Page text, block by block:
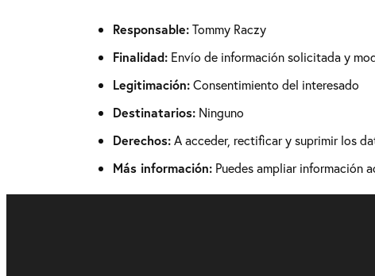
Responsable:Tommy Raczy
Finalidad: Envío de información solicitada y
Legitimación:Consentimiento del interesado
Destinatarios: Ninguno
Derechos:A acceder, rectificar y suprimir los
Más información: Puedes ampliar información